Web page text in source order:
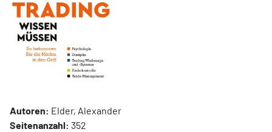
Autoren: Elder, Alexander
Seitenanzahl: 352